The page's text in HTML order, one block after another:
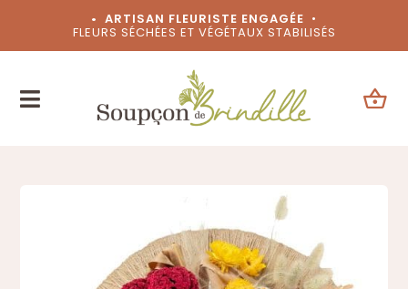
• ARTISAN FLEURISTE ENGAGÉE •
FLEURS SÉCHÉES ET VÉGÉTAUX STABILISÉS